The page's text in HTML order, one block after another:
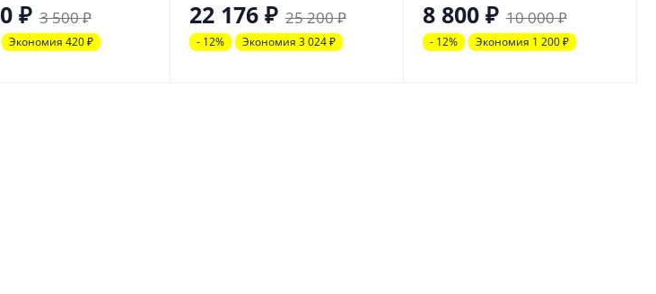
₽ 3 500₽
Экономия 420₽
22 176 ₽ 25 200₽
- 12% Экономия 3 024₽
8 800 ₽ 10 000₽
- 12% Экономия 1 200₽